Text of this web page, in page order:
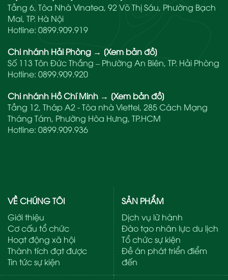
Tầng 6, Tòa Nhà Vinatea, 92 Võ Thị Sáu, Phường Bạch
Mai, TP. Hà Nội
Hotline: 0899.909.919
Chi nhánh Hải Phòng → [Xem bản đồ]
Số 113 Tôn Đức Thắng – Phường An Biên, TP. Hải Phòng
Hotline: 0899.909.920
Chi nhánh Hồ Chí Minh → [Xem bản đồ]
Tầng 12, Tháp A2 - Tòa nhà Viettel, 285 Cách Mạng
Tháng Tám, Phường Hòa Hưng, TP.HCM
Hotline: 0899.909.936
VỀ CHÚNG TÔI
Giới thiệu
Cơ cấu tổ chức
Hoạt động xã hội
Thành tích đạt được
Tin tức sự kiện
SẢN PHẨM
Dịch vụ lữ hành
Đào tạo nhân lực du lịch
Tổ chức sự kiện
Đề án phát triển điểm
đến